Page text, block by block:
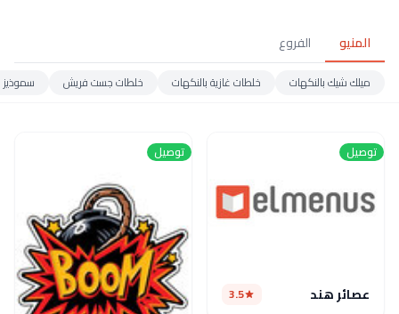
المنيو الفروع
ميلك شيك بالنكهات خلطات غازية بالنكهات خلطات جست فريش سموذيز
توصيل
عصائر هند 3.5
توصيل